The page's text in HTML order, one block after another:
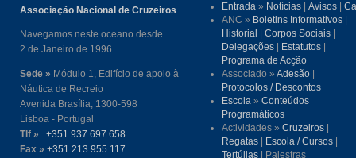
Associação Nacional de Cruzeiros
Navegamos neste oceano desde
2 de Janeiro de 1996.
Sede » Módulo 1, Edifício de apoio à
Náutica de Recreio
Avenida Brasília, 1300-598
Lisboa - Portugal
Tlf »
+351 937 697 658
Fax » +351 213 955 117
Entrada » Notícias |Avisos |
ANC » Boletins Informativos
Historial
|Corpos Sociais
Delegações
Estatutos
Programa de Acção
Associado »Adesão
Protocolos / Descontos
Escola »Conteúdos
Programáticos
Actividades »Cruzeiros
Regatas
Escola / Cursos
Tertúlias | Palestras